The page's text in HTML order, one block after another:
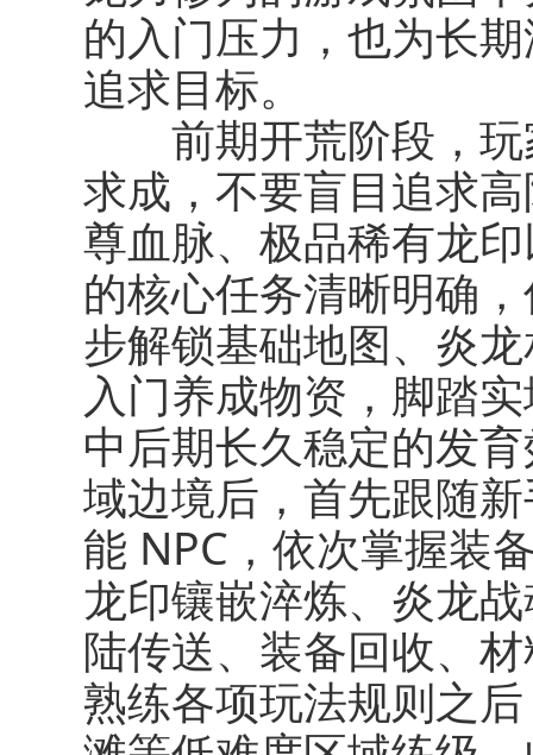
的入门压力，也为长
追求目标。
前期开荒阶段，玩
求成，不要盲目追求
尊血脉、极品稀有龙
的核心任务清晰明确
步解锁基础地图、炎
入门养成物资，脚踏
中后期长久稳定的发
域边境后，首先跟随
能 NPC，依次掌握装
龙印镶嵌淬炼、炎龙
陆传送、装备回收、
熟练各项玩法规则之